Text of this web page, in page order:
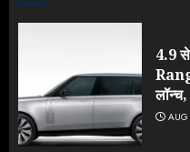
4.9